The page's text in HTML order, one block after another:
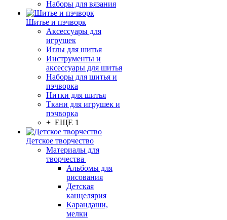
Наборы для вязания
Шитье и пэчворк
Аксессуары для
игрушек
Иглы для шитья
Инструменты и
аксессуары для шитья
Наборы для шитья и
пэчворка
Нитки для шитья
Ткани для игрушек и
пэчворка
+ ЕЩЕ 1
Детское творчество
Материалы для
творчества
Альбомы для
рисования
Детская
канцелярия
Карандаши,
мелки